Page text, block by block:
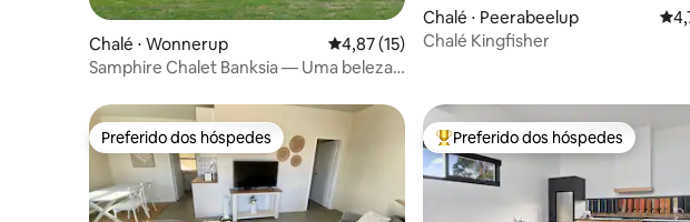
Chalé ⋅ Wonnerup 4,87 de uma avaliação média de 5, 15 avaliações
4,87 (15)
Samphire Chalet Banksia — Uma beleza
Chalé ⋅ Peerabeelup
Chalé Kingfisher
Preferido dos hóspedes
Preferido dos hóspedes Entre os melhores preferidos dos
Preferido dos hóspedes